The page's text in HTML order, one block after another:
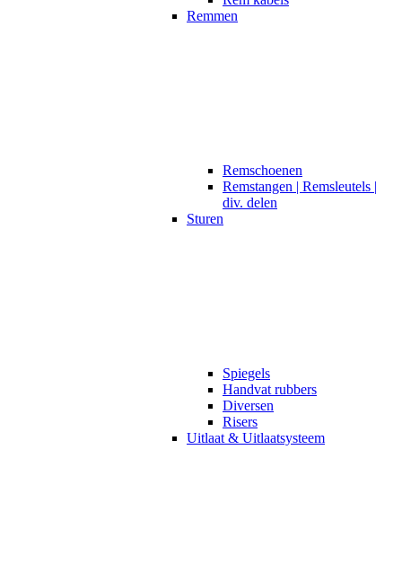
Remmen
Remschoenen
Remstangen | Remsleutels |
div. delen
Sturen
Spiegels
Handvat rubbers
Diversen
Risers
Uitlaat & Uitlaatsysteem